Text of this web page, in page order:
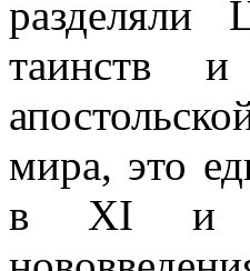
разделяли
таинств
мира, это
в XI и